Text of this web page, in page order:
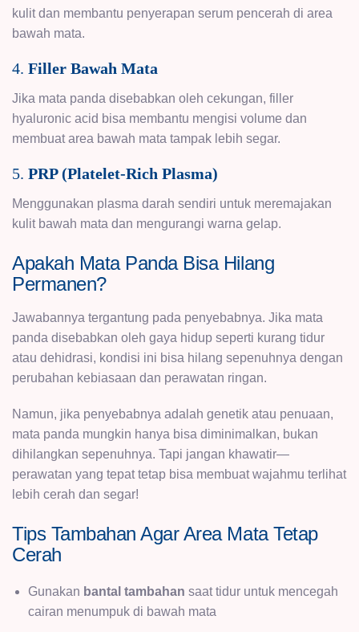
kulit dan membantu penyerapan serum pencerah di area
bawah mata.
4. Filler Bawah Mata
Jika mata panda disebabkan oleh cekungan, filler
hyaluronic acid bisa membantu mengisi volume dan
membuat area bawah mata tampak lebih segar.
5. PRP (Platelet-Rich Plasma)
Menggunakan plasma darah sendiri untuk meremajakan
kulit bawah mata dan mengurangi warna gelap.
Apakah Mata Panda Bisa Hilang
Permanen?
Jawabannya tergantung pada penyebabnya. Jika mata
panda disebabkan oleh gaya hidup seperti kurang tidur
atau dehidrasi, kondisi ini bisa hilang sepenuhnya dengan
perubahan kebiasaan dan perawatan ringan.
Namun, jika penyebabnya adalah genetik atau penuaan,
mata panda mungkin hanya bisa diminimalkan, bukan
dihilangkan sepenuhnya. Tapi jangan khawatir—
perawatan yang tepat tetap bisa membuat wajahmu terlihat
lebih cerah dan segar!
Tips Tambahan Agar Area Mata Tetap
Cerah
Gunakan bantal tambahan saat tidur untuk mencegah
cairan menumpuk di bawah mata